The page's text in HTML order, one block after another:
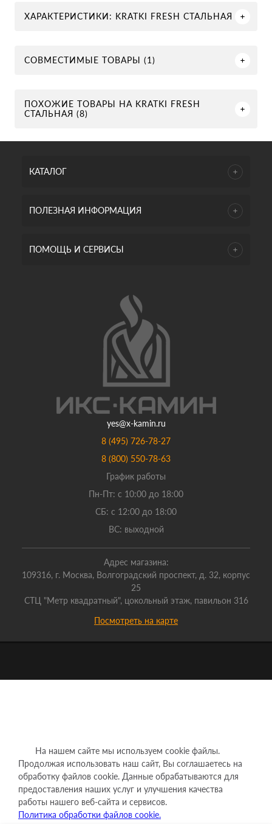
ХАРАКТЕРИСТИКИ: KRATKI FRESH СТАЛЬНАЯ
СОВМЕСТИМЫЕ ТОВАРЫ (1)
ПОХОЖИЕ ТОВАРЫ НА KRATKI FRESH
СТАЛЬНАЯ (8)
КАТАЛОГ
ПОЛЕЗНАЯ ИНФОРМАЦИЯ
ПОМОЩЬ И СЕРВИСЫ
yes@x-kamin.ru
8 (495) 726-78-27
8 (800) 550-78-63
График работы
Пн-Пт: с 10:00 до 18:00
СБ: с 12:00 до 18:00
ВС: выходной
Адрес магазина:
109316, г. Москва, Волгоградский проспект, д. 32, корпус
25
СТЦ "Метр квадратный", цокольный этаж, павильон 316
Посмотреть на карте
На нашем сайте мы используем cookie файлы.
Продолжая использовать наш сайт, Вы соглашаетесь на
обработку файлов cookie. Данные обрабатываются для
предоставления наших услуг и улучшения качества
работы нашего веб-сайта и сервисов.
Политика обработки файлов cookie.